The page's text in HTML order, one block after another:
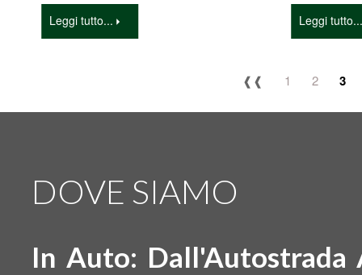
Leggi tutto...
Leggi
❰❰ 1 2 3
DOVE SIAMO
In Auto: Dall'Autostrada